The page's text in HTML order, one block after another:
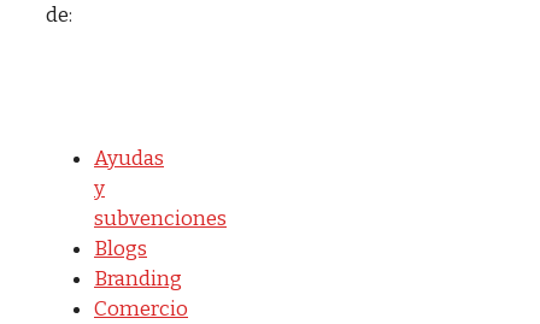
de:
Ayudas
y
subvenciones
Blogs
Branding
Comercio